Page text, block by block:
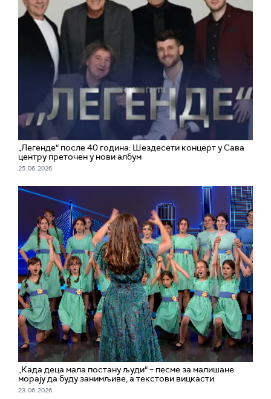
„Легенде“ после 40 година: Шездесети концерт у Сава
центру преточен у нови албум
25. 06. 2026.
„Када деца мала постану људи“ – песме за малишане
морају да буду занимљиве, а текстови вицкасти
23. 06. 2026.